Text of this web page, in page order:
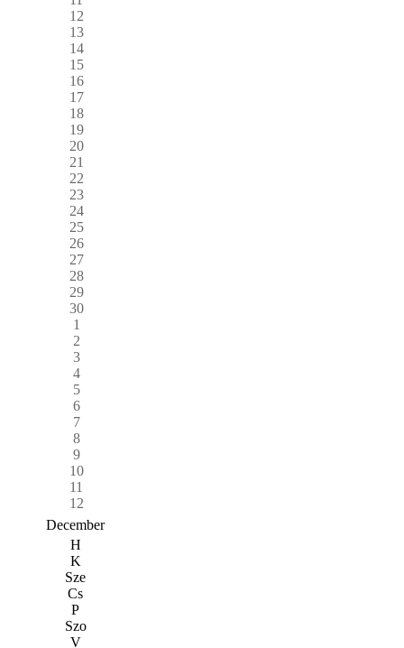
12
13
14
15
16
17
18
19
20
21
22
23
24
25
26
27
28
29
30
1
2
3
4
5
6
7
8
9
10
11
12
December
H
K
Sze
Cs
P
Szo
V